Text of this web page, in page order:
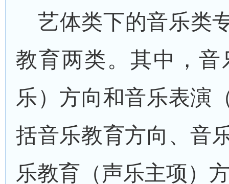
艺体类下的音乐类
教育两类。其中，
乐）方向和音乐表演
括音乐教育方向、音
乐教育（声乐主项）